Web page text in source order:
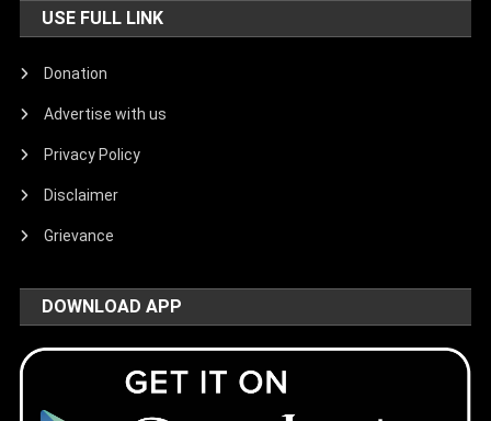
USE FULL LINK
Donation
Advertise with us
Privacy Policy
Disclaimer
Grievance
DOWNLOAD APP